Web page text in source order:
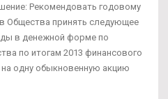
Рекомендовать годовому
Общества принять следующее
в денежной форме по
по итогам 2013 финансового
на одну обыкновенную акцию